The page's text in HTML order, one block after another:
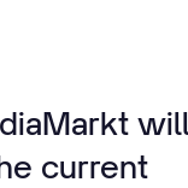
current